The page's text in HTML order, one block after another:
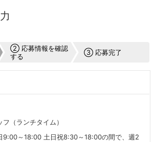
② 応募情報を確認
する
③ 応募完了
（ランチタイム）
9:00～18:00 土日祝8:30～18:00の間で、週2